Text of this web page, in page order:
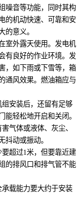
噪音等功能，同时其构
的机动快速、可靠和安
的意义。
室外露天使用。发电机
有良好的作业环境。发
，如下雨或下雪等，箱
通风效果。燃油箱应与
安装后，还留有足够
能轻松地开启和关闭。
气体或液体、灰尘、
抖动或振动。
超过1米，但要靠近建
的排风口和排气管不能
载能力要大约于安装